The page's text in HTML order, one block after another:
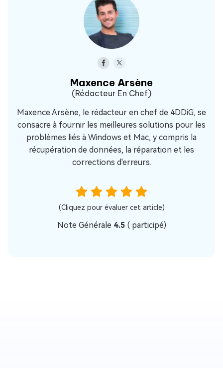
Maxence Arsène
(Rédacteur En Chef)
Maxence Arsène, le rédacteur en chef de 4DDiG, se
consacre à fournir les meilleures solutions pour les
problèmes liés à Windows et Mac, y compris la
récupération de données, la réparation et les
corrections d'erreurs.
(Cliquez pour évaluer cet article)
Note Générale 4.5 ( participé)